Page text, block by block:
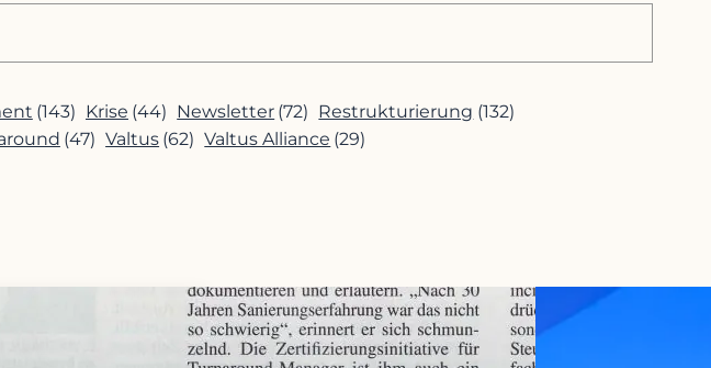
(143) Krise (44) Newsletter (72) Restrukturierung (132)
(47) Valtus (62) Valtus Alliance (29)